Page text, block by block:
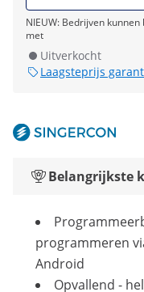
NIEUW: Bedrijven
met
Uitverkocht
Laagsteprijs
Belangrijkste
programmeren
Android
Opvallend -